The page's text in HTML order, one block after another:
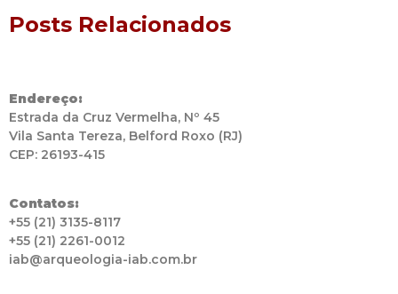
Posts Relacionados
Endereço:
Estrada da Cruz Vermelha, Nº 45
Vila Santa Tereza, Belford Roxo (RJ)
CEP: 26193-415
Contatos:
+55 (21) 3135-8117
+55 (21) 2261-0012
iab@arqueologia-iab.com.br